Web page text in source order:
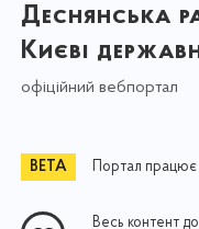
Деснянська
Києві
офіційний вебпортал
Портал працює
Весь контент